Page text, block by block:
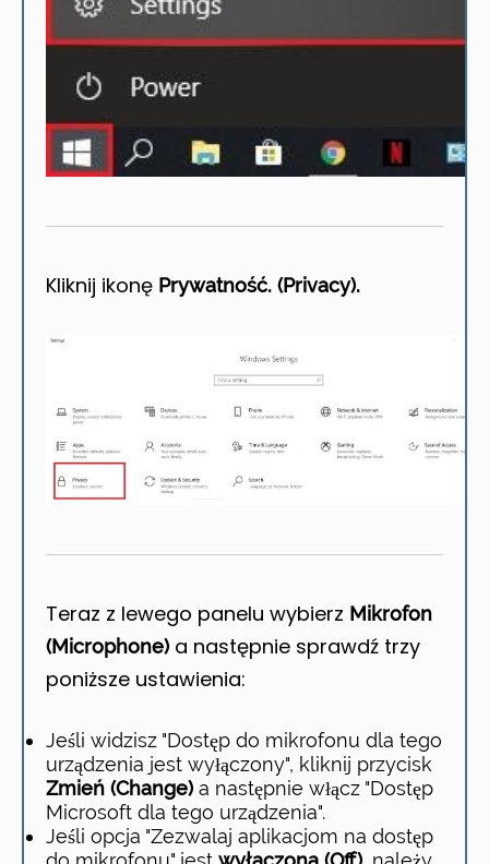
Kliknij ikonę Prywatność. (Privacy).
Teraz z lewego panelu wybierz Mikrofon
(Microphone) a następnie sprawdź trzy
poniższe ustawienia:
Jeśli widzisz "Dostęp do mikrofonu dla tego
urządzenia jest wyłączony", kliknij przycisk
Zmień (Change) a następnie włącz "Dostęp
Microsoft dla tego urządzenia".
Jeśli opcja "Zezwalaj aplikacjom na dostęp